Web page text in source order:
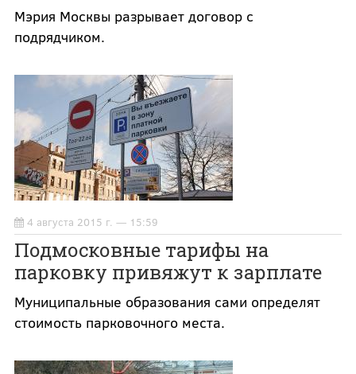
Мэрия Москвы разрывает договор с
подрядчиком.
4 августа 2015 г. — 15:59
Подмосковные тарифы на
парковку привяжут к зарплате
Муниципальные образования сами определят
стоимость парковочного места.